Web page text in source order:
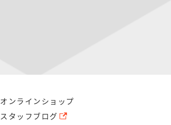
オンラインショップ
スタッフブログ